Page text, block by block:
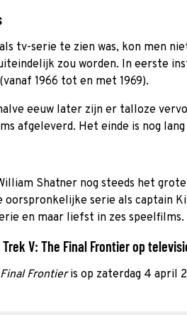
tv-serie te zien was, kon men
zou worden. In eerste
1966 tot en met 1969).
eeuw later zijn er talloze
afgeleverd. Het einde is nog
Shatner nog steeds het
oorspronkelijke serie als captain
en maar liefst in zes speelfilms.
V: The Final Frontier op
Frontieris op zaterdag 4 april